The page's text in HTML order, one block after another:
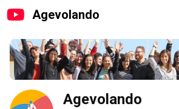
Agevolando
Agevolando